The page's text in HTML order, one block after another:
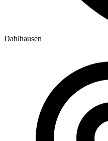
Dahlhausen